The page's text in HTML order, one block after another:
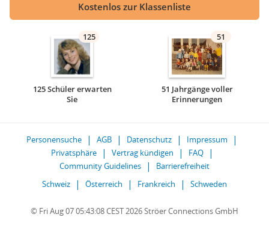
Kostenlos zur Klassenliste
125
125 Schüler erwarten
Sie
51
51 Jahrgänge voller
Erinnerungen
Personensuche AGB Datenschutz
Impressum
Privatsphäre
Vertrag kündigen
FAQ
Community Guidelines
Barrierefreiheit
Schweiz
Österreich Frankreich Schweden
© Fri Aug 07 05:43:08 CEST 2026 Ströer Connections GmbH